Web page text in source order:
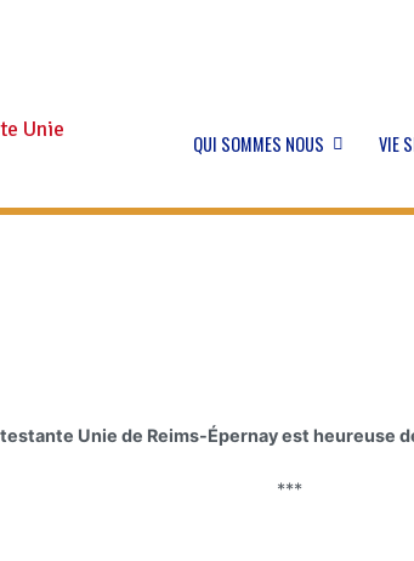
Unie
QUI SOMMES NOUS VIE
Unie de Reims-Épernay est heureuse
***